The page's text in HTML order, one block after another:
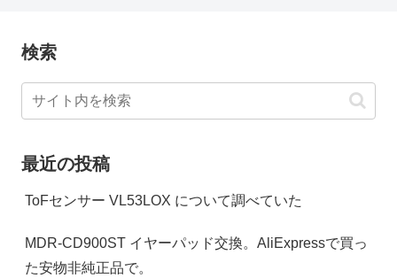
検索
最近の投稿
ToFセンサー VL53LOX について調べていた
MDR-CD900ST イヤーパッド交換。AliExpressで買っ
た安物非純正品で。